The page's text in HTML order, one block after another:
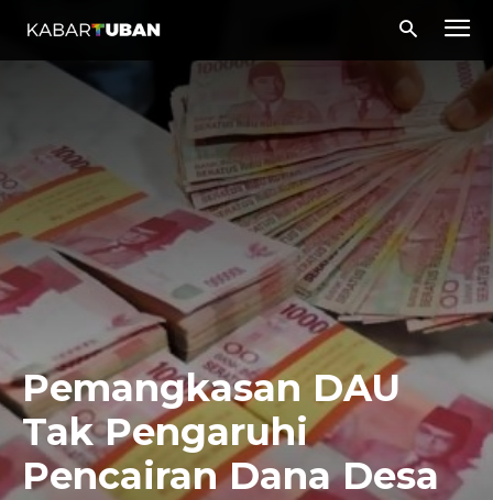
Pemangkasan DAU
Tak Pengaruhi
Pencairan Dana Desa